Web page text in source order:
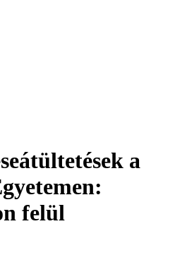
a
felül